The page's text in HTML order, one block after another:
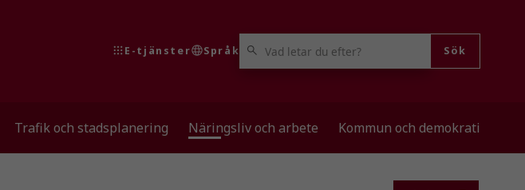
E-tjänster Språk
VAD LETAR DU EFTER?
Sök
Trafik och stadsplanering Näringsliv och arbete Kommun och demokrati